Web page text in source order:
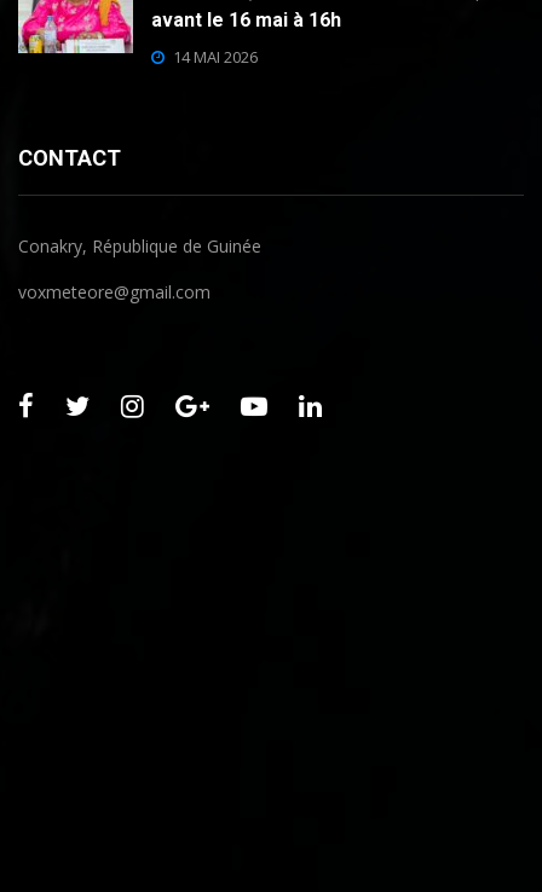
avant le 16 mai à 16h
14 MAI 2026
CONTACT
Conakry, République de Guinée
voxmeteore@gmail.com